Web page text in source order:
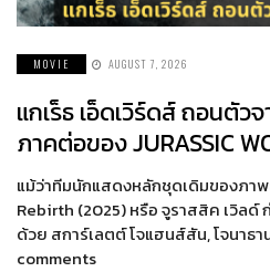
MOVIE AUGUST 7, 2026
แกเร็ธ เอ็ดเวิร์ดส์ ถอนตั
ภาคต่อของ JURASSIC
แม้ว่าทีมนักแสดงหลักชุดเดิมของภา
Rebirth (2025) หรือ จูราสสิค เวิลด์
ด้วย สการ์เลตต์ โจแฮนส์สัน, โจนาธ
comments